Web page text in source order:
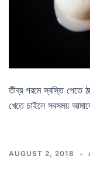
তীব্র গরমে স্বস্তি পেতে
খেতে চাইলে সবসময়
AUGUST 2, 2018